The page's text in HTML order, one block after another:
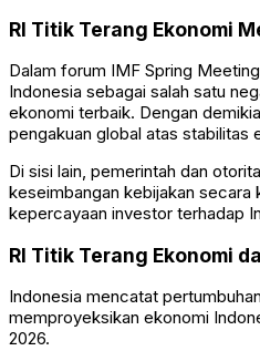
RI Titik Terang Ekonomi
Dalam forum IMF Spring
Indonesia sebagai salah satu
ekonomi terbaik. Dengan
pengakuan global atas stabilitas
Di sisi lain, pemerintah dan
keseimbangan kebijakan secara
kepercayaan investor terhadap
RI Titik Terang Ekonomi
Indonesia mencatat
memproyeksikan ekonomi
2026.